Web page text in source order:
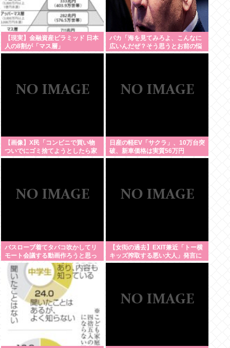
【現実】金融資産ピラミッド 日本
人の8割が「マス層」
バカ「海を見てみろよ、こんなに
広いんだぜ？そう思うとお前の悩
みなんてちっぽけに思えてくるだ
【画像】X民「コンビニで買い物
ついでにゴミ捨てようとしたら家
庭ゴミの持ち込みはダメって言わ
日産の軽EV「サクラ」、10万台突
破、新車価格は実質56万円
バスローブ着てタバコ吹かしてリ
モート会議する動画作ろうと思っ
てるんだが
【女衒の過去】EXIT兼近「トー横
キッズ搾取する悪い大人」発言に
ネット大爆笑